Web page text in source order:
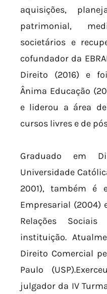
aquisições,
patrimonial,
societários e
cofundador da
Direito (2016) e
Ânima Educação
e liderou a área
cursos livres e de
Graduado em
Universidade
2001), também é
Empresarial (2004)
Relações
instituição.
Direito Comercial
Paulo
julgador da IV